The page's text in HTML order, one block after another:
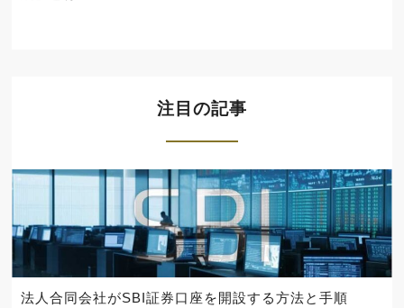
注目の記事
法人合同会社がSBI証券口座を開設する方法と手順